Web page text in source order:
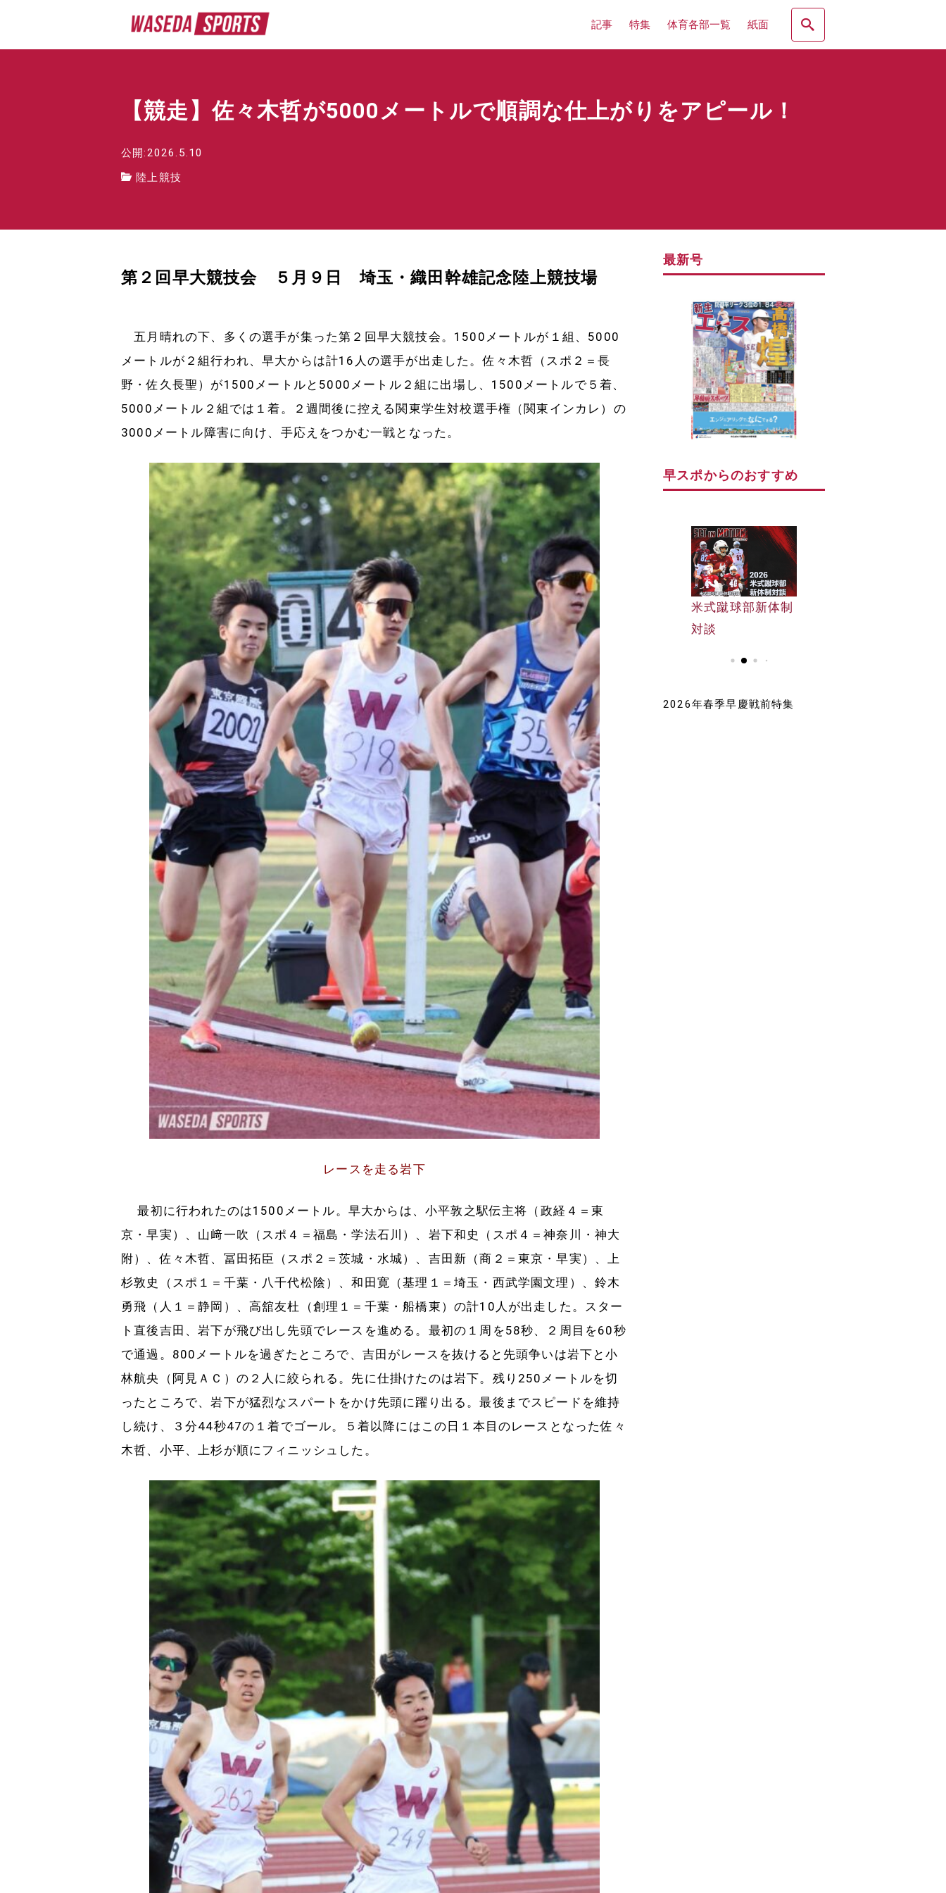
記事 特集 体育各部一覧 紙面
【競走】佐々木哲が5000メートルで順調な仕上がりをアピール！
公開:2026.5.10
陸上競技
第２回早大競技会 ５月９日 埼玉・織田幹雄記念陸上競技場
五月晴れの下、多くの選手が集った第２回早大競技会。1500メートルが１組、5000
メートルが２組行われ、早大からは計16人の選手が出走した。佐々木哲（スポ２＝長
野・佐久長聖）が1500メートルと5000メートル２組に出場し、1500メートルで５着、
5000メートル２組では１着。２週間後に控える関東学生対校選手権（関東インカレ）の
3000メートル障害に向け、手応えをつかむ一戦となった。
レースを走る岩下
最初に行われたのは1500メートル。早大からは、小平敦之駅伝主将（政経４＝東
京・早実）、山﨑一吹（スポ４＝福島・学法石川）、岩下和史（スポ４＝神奈川・神大
附）、佐々木哲、冨田拓臣（スポ２＝茨城・水城）、吉田新（商２＝東京・早実）、上
杉敦史（スポ１＝千葉・八千代松陰）、和田寛（基理１＝埼玉・西武学園文理）、鈴木
勇飛（人１＝静岡）、高舘友杜（創理１＝千葉・船橋東）の計10人が出走した。スター
ト直後吉田、岩下が飛び出し先頭でレースを進める。最初の１周を58秒、２周目を60秒
で通過。800メートルを過ぎたところで、吉田がレースを抜けると先頭争いは岩下と小
林航央（阿見ＡＣ）の２人に絞られる。先に仕掛けたのは岩下。残り250メートルを切
ったところで、岩下が猛烈なスパートをかけ先頭に躍り出る。最後までスピードを維持
し続け、３分44秒47の１着でゴール。５着以降にはこの日１本目のレースとなった佐々
木哲、小平、上杉が順にフィニッシュした。
最新号
早スポからのおすすめ
早大野球部選手名
鑑
米式蹴球部新体制
対談
早大野球部選手名
鑑
2026年春季早慶戦前特集